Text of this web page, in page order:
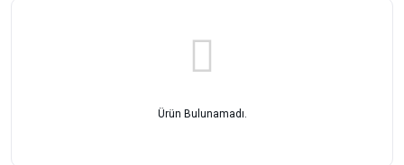
Ürün Bulunamadı.